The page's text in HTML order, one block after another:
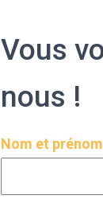
Vous
nous !
Nom et prénom